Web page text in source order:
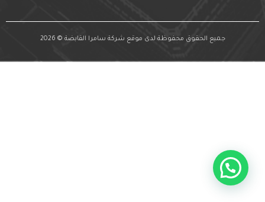
جميع الحقوق محفوظة لدى موقع شركة سامرا القابضة © 2026